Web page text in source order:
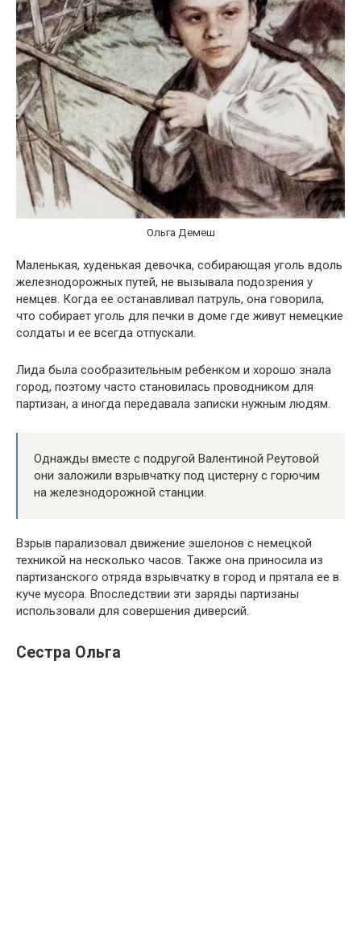
Ольга Демеш
Маленькая, худенькая девочка, собирающая уголь вдоль
железнодорожных путей, не вызывала подозрения у
немцев. Когда ее останавливал патруль, она говорила,
что собирает уголь для печки в доме где живут немецкие
солдаты и ее всегда отпускали.
Лида была сообразительным ребенком и хорошо знала
город, поэтому часто становилась проводником для
партизан, а иногда передавала записки нужным людям.
Однажды вместе с подругой Валентиной Реутовой
они заложили взрывчатку под цистерну с горючим
на железнодорожной станции.
Взрыв парализовал движение эшелонов с немецкой
техникой на несколько часов. Также она приносила из
партизанского отряда взрывчатку в город и прятала ее в
куче мусора. Впоследствии эти заряды партизаны
использовали для совершения диверсий.
Сестра Ольга